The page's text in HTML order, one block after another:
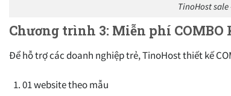
TinoHost sale
Chương trình 3: Miễn phí COMBO
Để hỗ trợ các doanh nghiệp trẻ, TinoHost thiết kế
01 website theo mẫu